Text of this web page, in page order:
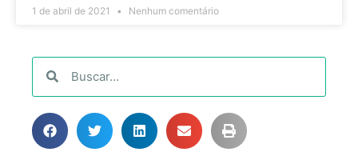
1 de abril de 2021 Nenhum comentário